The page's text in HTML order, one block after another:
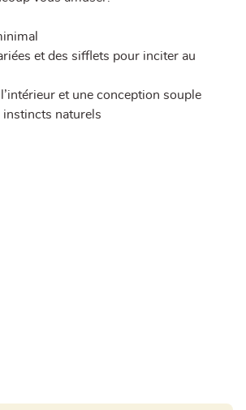
et des sifflets pour inciter au
et une conception souple
naturels